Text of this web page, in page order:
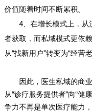
价值随着时间不断累积。
4、在增长模式上，从
者获取，而私域模式更依
从“找新用户”转变为“经营老
因此，医生私域的商业
从“诊疗服务提供者”向“健
争力不再是单次医疗能力